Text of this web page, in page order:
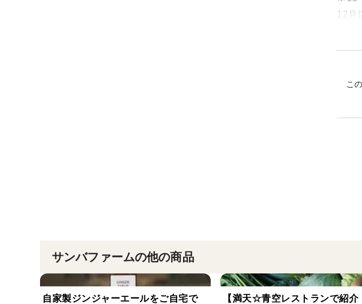
12月
10こ
サンバファームの他の商品
自家製ジンジャーエールをご自宅で
【満天☆青空レストランで紹介